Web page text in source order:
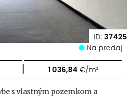
ID: 37425
Na predaj
| 1 036,84 €/m²
s vlastným pozemkom a